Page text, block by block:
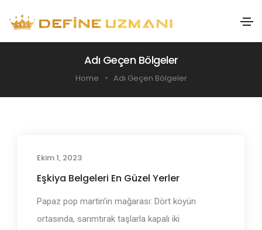
Adı Geçen Bölgeler
Home Adı Geçen Bölgeler
Ekim 1, 2023
Eşkiya Belgeleri En Güzel Yerler
Papaz pop martin’in mağarası: Dört köyün
ortasında, sarımtırak taşlarla kapalı iki